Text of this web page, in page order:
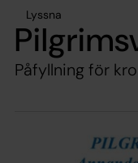
Lyssna
Påfyllning för